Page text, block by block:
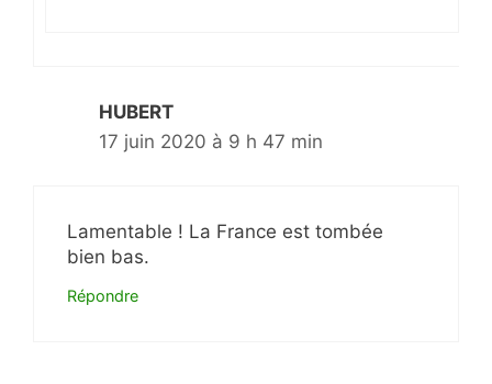
HUBERT
17 juin 2020 à 9 h 47 min
Lamentable ! La France est tombée
bien bas.
Répondre